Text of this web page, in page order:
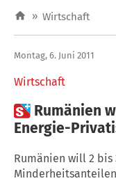
» Wirtschaft
Wirtschaft
Montag, 6. Juni 2011
 Rumänien
Energie-
Rumänien will 2 bis